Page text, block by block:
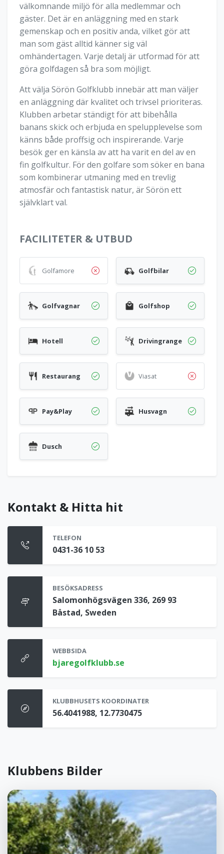
välkomnande miljö för alla medlemmar och
gäster. Det är en anläggning med en stark
gemenskap och en positiv anda, vilket gör att
man som gäst alltid känner sig väl
omhändertagen. Varje detalj är utformad för att
göra golfdagen så bra som möjligt.
Att välja Sörön Golfklubb innebär att man väljer
en anläggning där kvalitet och trivsel prioriteras.
Klubben arbetar ständigt för att bibehålla
banans skick och erbjuda en spelupplevelse som
känns både proffsig och inspirerande. Varje
besök ger en känsla av att ha varit en del av en
fin golfkultur. För den golfare som söker en bana
som kombinerar utmaning med en trevlig
atmosfär och fantastisk natur, är Sörön ett
självklart val.
FACILITETER & UTBUD
Golfamore Golfbilar
Golfvagnar Golfshop
Hotell Drivingrange
Restaurang Viasat
Pay&Play Husvagn
Dusch
Kontakt & Hitta hit
TELEFON
0431-36 10 53
BESÖKSADRESS
Salomonhögsvägen 336, 269 93
Båstad, Sweden
WEBBSIDA
bjaregolfklubb.se
KLUBBHUSETS KOORDINATER
56.4041988, 12.7730475
Klubbens Bilder